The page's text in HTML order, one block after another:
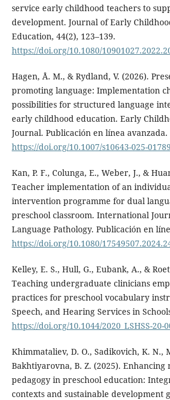
service early childhood teachers to
development. Journal of Early
Education, 44(2), 123–139.
https://doi.org/10.1080/
Hagen, Å. M., & Rydland, V. (2026).
promoting language: Implementation
possibilities for structured language
early childhood education. Early
Journal. Publicación en línea avanzada.
https://doi.org/10.1007/s10643-025-
Kan, P. F., Colunga, E., Weber, J., &
Teacher implementation of an
intervention programme for dual
preschool classroom. International
Language Pathology. Publicación en
https://doi.org/10.1080/
Kelley, E. S., Hull, G., Eubank, A., &
Teaching undergraduate clinicians
practices for preschool vocabulary
Speech, and Hearing Services in
https://doi.org/10.1044/2020_LSHSS-20-
Khimmataliev, D. O., Sadikovich, K. N.,
Bakhtiyarovna, B. Z. (2025). Enhancing
pedagogy in preschool education:
contexts and sustainable development